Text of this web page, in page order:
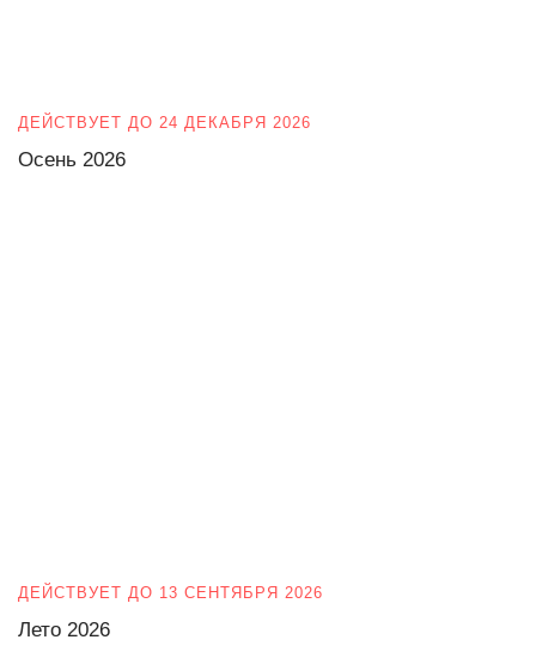
ДЕЙСТВУЕТ ДО 24 ДЕКАБРЯ 2026
Осень 2026
ДЕЙСТВУЕТ ДО 13 СЕНТЯБРЯ 2026
Лето 2026